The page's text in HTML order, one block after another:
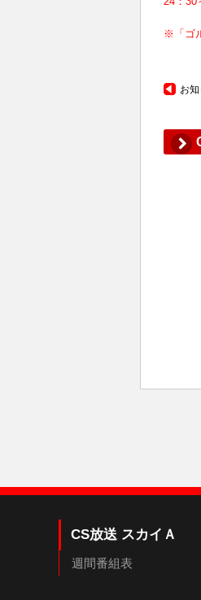
※「ゴ
お
CS放送 スカイＡ
週間番組表